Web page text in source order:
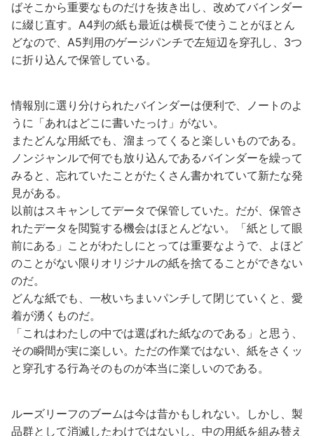
ばそこから重要なものだけを抜き出し、改めてバインダー
に綴じ直す。A4判の紙も最近は横長で使うことがほとん
どなので、A5判用のゲージパンチで左短辺を穿孔し、3つ
に折り込んで保管している。
情報別に選り分けられたバインダーは便利で、ノートのよ
うに「あれはどこに書いたっけ」がない。
またどんな用紙でも、溜まってくると楽しいものである。
ノンジャンルで何でも放り込んであるバインダーを繰って
みると、忘れていたことがたくさん書かれていて新たな発
見がある。
以前はスキャンしてデータで保管していた。だが、保管さ
れたデータを閲覧する機会はほとんどない。「紙として眼
前にある」ことがわたしにとっては重要なようで、よほど
のことがない限りオリジナルの紙を捨てることができない
のだ。
どんな紙でも、一枚いちまいパンチして閉じていくと、愛
着が湧くものだ。
「これはわたしの中では選ばれた紙なのである」と思う、
その瞬間が実に楽しい。ただの作業ではない、紙をさくッ
と穿孔する行為そのものが本当に楽しいのである。
ルーズリーフのブームは今は昔かもしれない。しかし、製
品群として消滅したわけではないし、中の用紙を組み替え